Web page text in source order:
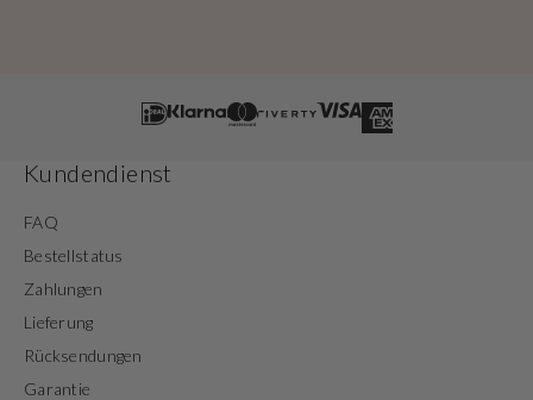
Kundendienst
FAQ
Bestellstatus
Zahlungen
Lieferung
Rücksendungen
Garantie